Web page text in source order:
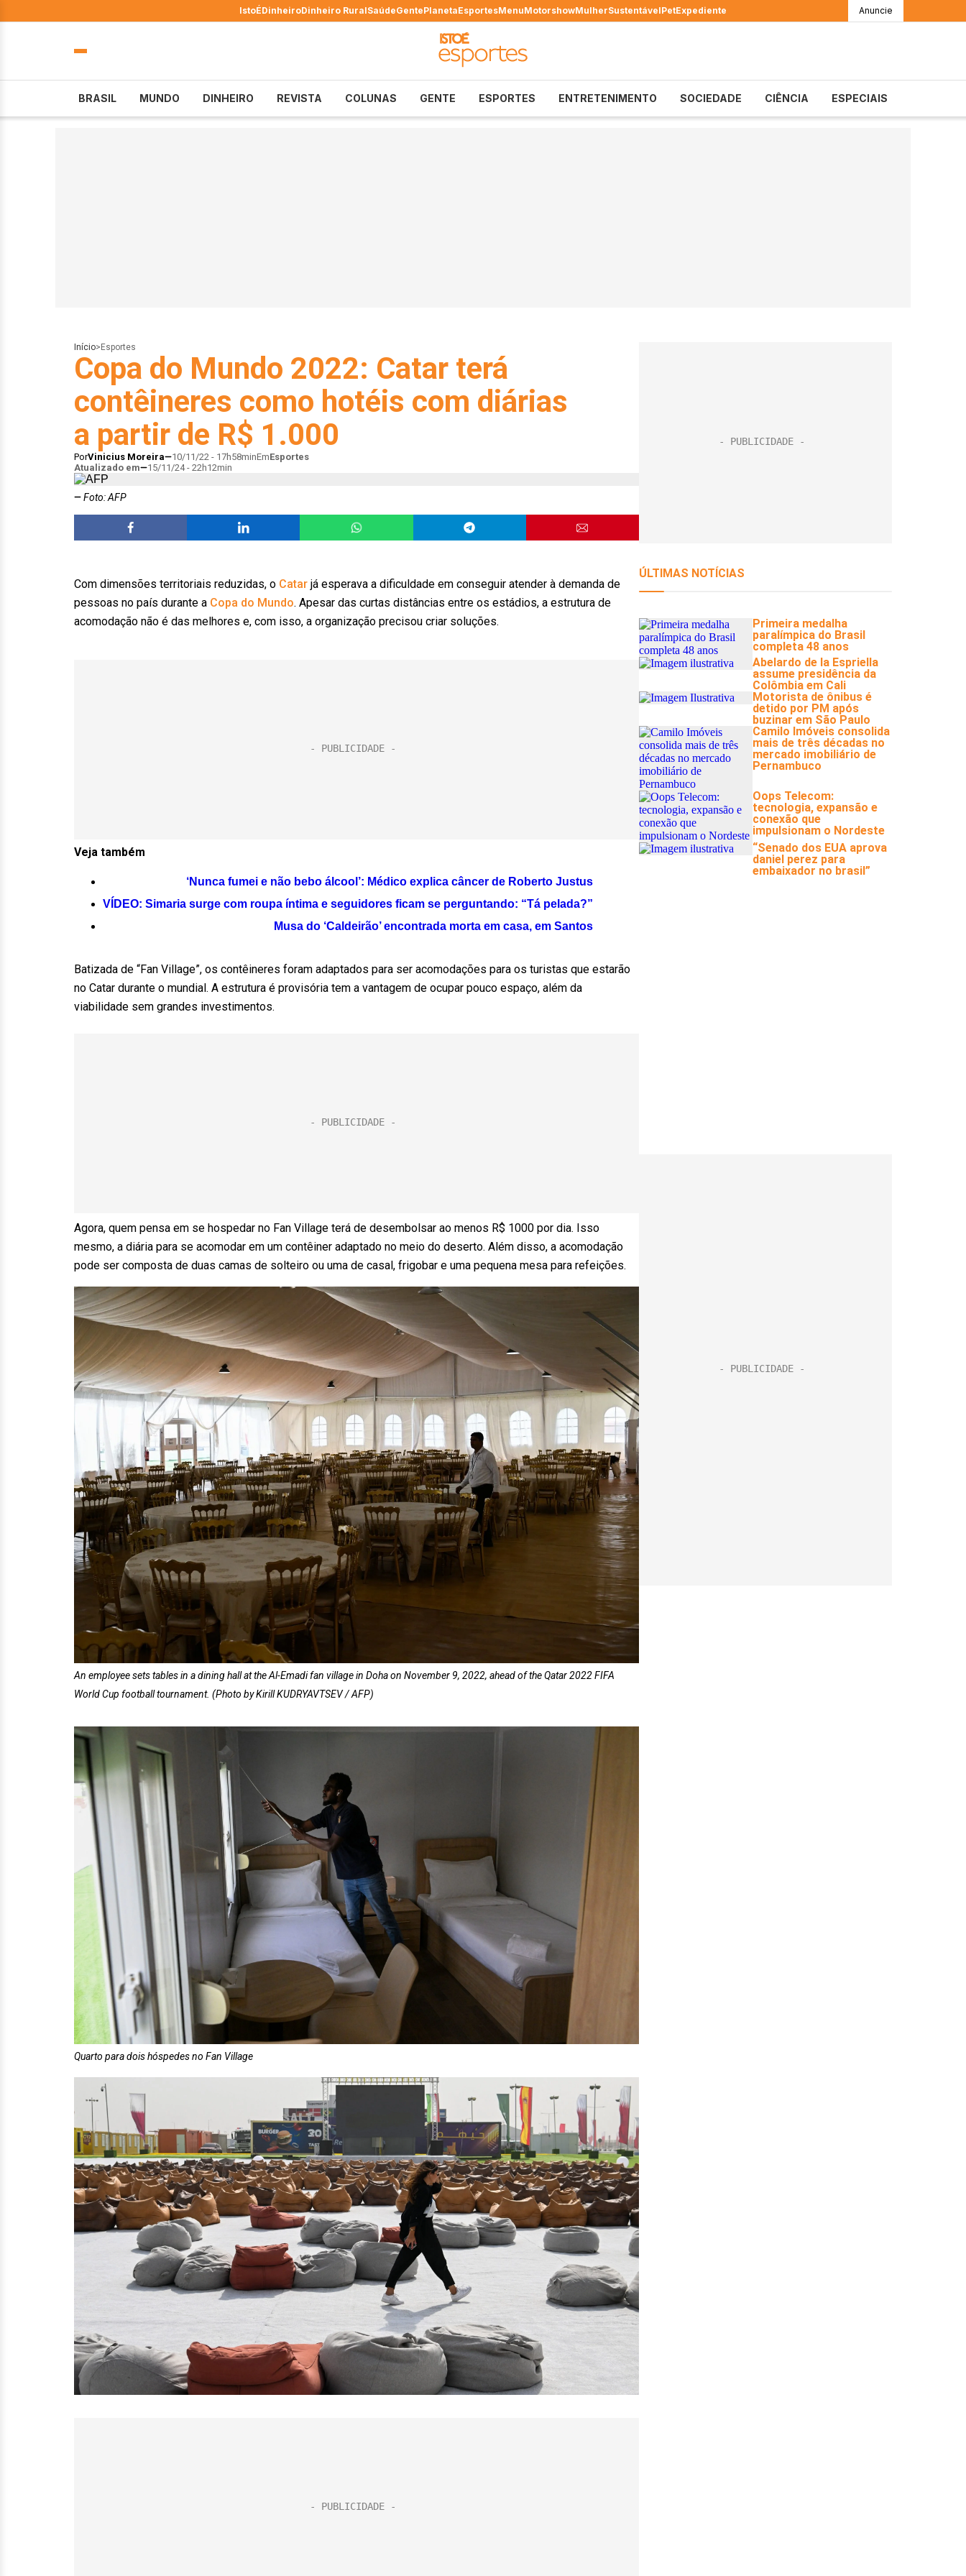
IstoÉDinheiroDinheiro RuralSaúdeGentePlanetaEsportesMenuMotorshowMulherSustentávelPetExpediente Anuncie
BRASIL MUNDO DINHEIRO REVISTA COLUNAS GENTE ESPORTES ENTRETENIMENTO SOCIEDADE CIÊNCIA ESPECIAIS
Início> Esportes
Copa do Mundo 2022: Catar terá
contêineres como hotéis com diárias
a partir de R$ 1.000
PorVinicius Moreira 10/11/22 - 17h58minEmEsportes
Atualizado em
15/11/24 - 22h12min
Foto: AFP
Com dimensões territoriais reduzidas, o Catar já esperava a dificuldade em conseguir atender à demanda de
pessoas no país durante a Copa do Mundo. Apesar das curtas distâncias entre os estádios, a estrutura de
acomodação não é das melhores e, com isso, a organização precisou criar soluções.
Veja também
‘Nunca fumei e não bebo álcool’: Médico explica câncer de Roberto Justus
VÍDEO: Simaria surge com roupa íntima e seguidores ficam se perguntando: “Tá pelada?”
Musa do ‘Caldeirão’ encontrada morta em casa, em Santos
Batizada de “Fan Village”, os contêineres foram adaptados para ser acomodações para os turistas que estarão
no Catar durante o mundial. A estrutura é provisória tem a vantagem de ocupar pouco espaço, além da
viabilidade sem grandes investimentos.
Agora, quem pensa em se hospedar no Fan Village terá de desembolsar ao menos R$ 1000 por dia. Isso
mesmo, a diária para se acomodar em um contêiner adaptado no meio do deserto. Além disso, a acomodação
pode ser composta de duas camas de solteiro ou uma de casal, frigobar e uma pequena mesa para refeições.
An employee sets tables in a dining hall at the Al-Emadi fan village in Doha on November 9, 2022, ahead of the Qatar 2022 FIFA
World Cup football tournament. (Photo by Kirill KUDRYAVTSEV / AFP)
Quarto para dois hóspedes no Fan Village